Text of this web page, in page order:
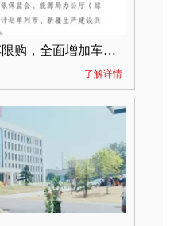
重磅！发改委拟放开汽车限购，全面增加车牌指标
了解详情